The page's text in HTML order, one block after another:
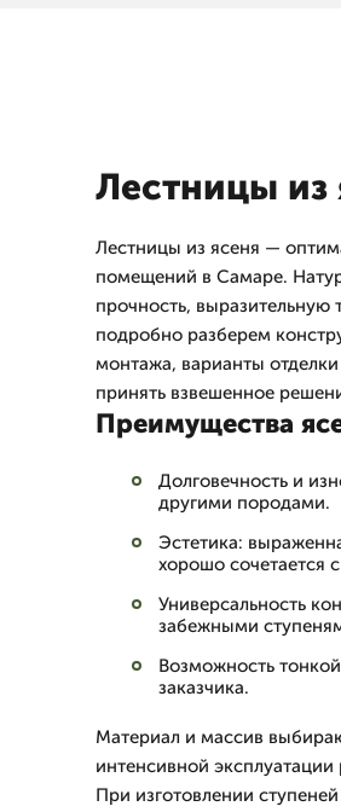
Лестницы из
Лестницы из ясеня —
помещений в Самаре.
прочность, выразительную
подробно разберем
монтажа, варианты
принять взвешенное
Преимущества
Долговечность и
другими породами.
Эстетика:
хорошо сочетается
Универсальность
забежными
Возможность
заказчика.
Материал и массив
интенсивной
При изготовлении